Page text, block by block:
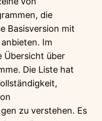
die
Basisversion mit
Im
Übersicht über
Die Liste hat
zu verstehen. Es